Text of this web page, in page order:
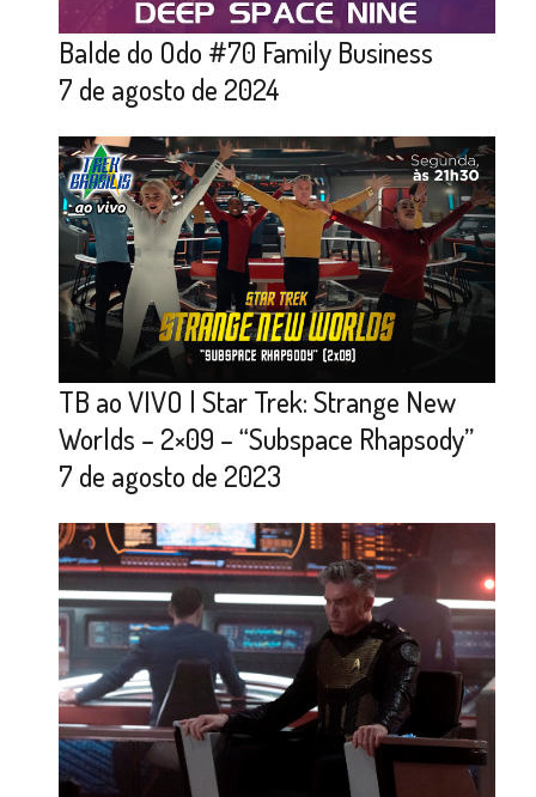
Balde do Odo #70 Family Business
7 de agosto de 2024
TB ao VIVO | Star Trek: Strange New
Worlds – 2×09 – “Subspace Rhapsody”
7 de agosto de 2023